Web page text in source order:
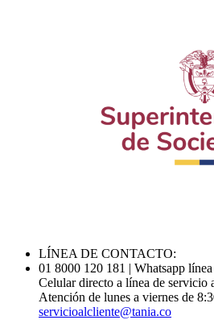
LÍNEA DE CONTACTO:
01 8000 120 181 | Whatsapp
Celular directo a línea de servicio
Atención de lunes a viernes de
servicioalcliente@tania.co